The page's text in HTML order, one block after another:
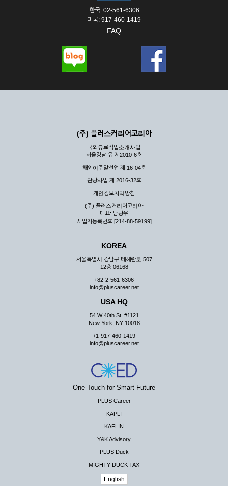
한국: 02-561-6306
미국: 917-460-1419
FAQ
(주) 플러스커리어코리아
국외유료직업소개사업
서울강남 유 제2010-6호
해외이주알선업 제 16-04호
관광사업 제 2016-32호
개인정보처리방침
(주) 플러스커리어코리아
대표: 남광우
사업자등록번호 [214-88-59199]
KOREA
서울특별시 강남구 테헤란로 507
12층 06168
+82-2-561-6306
info@pluscareer.net
USA HQ
54 W 40th St. #1121
New York, NY 10018
+1-917-460-1419
info@pluscareer.net
One Touch for Smart Future
PLUS Career
KAPLI
KAFLIN
Y&K Advisory
PLUS Duck
MIGHTY DUCK TAX
English